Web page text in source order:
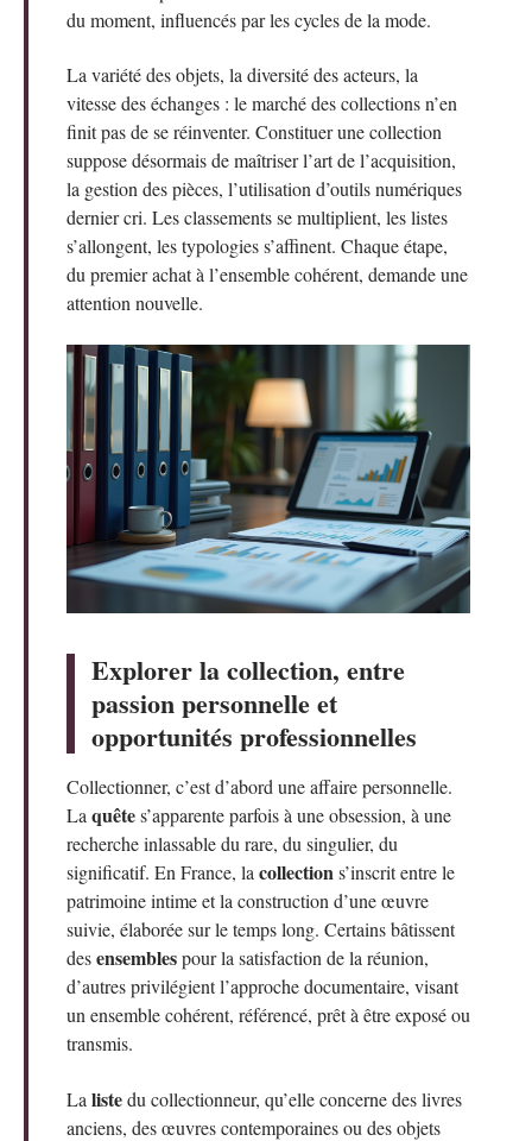
du moment, influencés par les cycles de la mode.
La variété des objets, la diversité des acteurs, la
vitesse des échanges : le marché des collections n’en
finit pas de se réinventer. Constituer une collection
suppose désormais de maîtriser l’art de l’acquisition,
la gestion des pièces, l’utilisation d’outils numériques
dernier cri. Les classements se multiplient, les listes
s’allongent, les typologies s’affinent. Chaque étape,
du premier achat à l’ensemble cohérent, demande une
attention nouvelle.
Explorer la collection, entre
passion personnelle et
opportunités professionnelles
Collectionner, c’est d’abord une affaire personnelle.
La quêtes’apparente parfois à une obsession, à une
recherche inlassable du rare, du singulier, du
significatif. En France, la collections’inscrit entre le
patrimoine intime et la construction d’une œuvre
suivie, élaborée sur le temps long. Certains bâtissent
desensemblespour la satisfaction de la réunion,
d’autres privilégient l’approche documentaire, visant
un ensemble cohérent, référencé, prêt à être exposé ou
transmis.
La listedu collectionneur, qu’elle concerne des livres
anciens, des œuvres contemporaines ou des objets